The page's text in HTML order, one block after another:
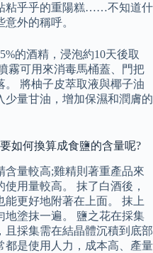
粘乎乎的重陽糕……不知道什
外的稱呼。
的酒精，浸泡約10天後取
霧可用來消毒馬桶蓋、門把
將柚子皮萃取液與椰子油
少量甘油，增加保濕和潤膚的
如何換算成食鹽的含量呢?
含量較高;雞精則著重產品來
用量較高。 抹了白酒後，
更好地附著在上面。 抹上
地塗抹一遍。 鹽之花在採集
採集需在結晶體沉積到底部
都是使用人力，成本高、產量